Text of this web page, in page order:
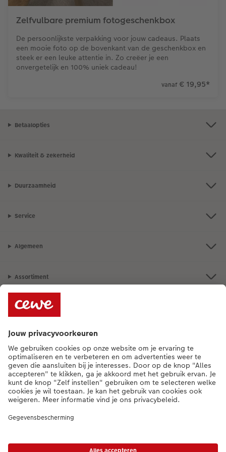
Art Collection
Ontwerpopties
Tips voor fotoboeken
Opslag in CEWE myPhotos
Fotokiosk
Alle extra's
CEWE Magazine
Tipa Awards
Zelfvulbare premium fotogeschenkbox
De persoonlijkste verpakking voor jouw cadeaus. Plaats
een mooie foto op de bovenkant van de geschenkbox en
steek er een leuke attentie in. Zo creëer je een
onvergetelijk en 100% uniek cadeau!
vanaf € 19,95*
Betaalopties
Kwaliteit & zekerheid
Duurzaamheid
Service
Algemeen
Assortiment
Als je een vraag hebt over een product of bestelling, bel ons dan gerust:
015 29 56 13[ma - vr 9:00 tot 20:00 u | za 9:00 tot 17:00 u | zo 12:00 tot
16:00 u]
NL|FR
verwerkings- en verzendkosten.